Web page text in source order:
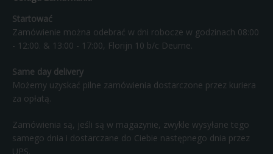
Startować
Zamówienie można odebrać w dni robocze w godzinach 08:00
- 12:00. & 13:00 - 17:00, Florijn 10 b/c Deurne.
Same day delivery
Możemy uzyskać pilne zamówienia dostarczone przez kuriera
za opłatą.
Zamówienia są, jeśli są w magazynie, zwykle wysyłane tego
samego dnia i dostarczane do Ciebie następnego dnia przez
UPS.